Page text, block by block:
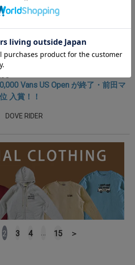
ナ・脇田紗良 WQS 10,000 試合のス
DOVE RIDER
Vans US Open が終了・前田マ
入賞！！
DOVE RIDER
2 3 4 … 15 ＞